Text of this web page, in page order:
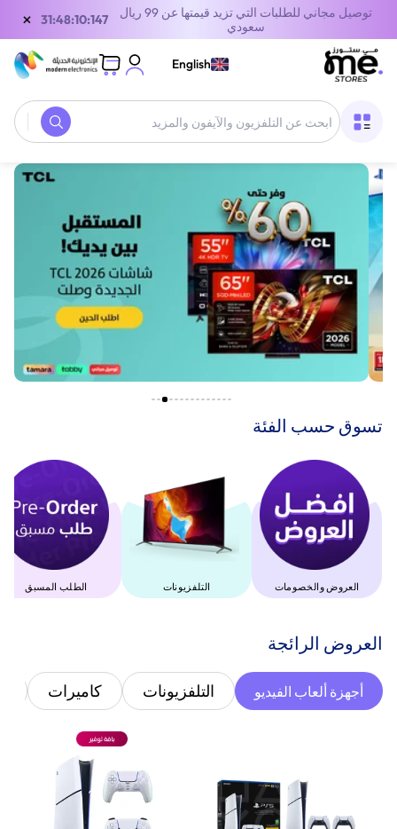
توصيل مجاني للطلبات التي تزيد قيمتها عن 99 ريال
سعودي
30:48:10:147
×
English
‫تسوق حسب الفئة‬
العروض والخصومات التلفزيونات الطلب المسبق
‫العروض الرائجة‬
أجهزة ألعاب الفيديو التلفزيونات كاميرات